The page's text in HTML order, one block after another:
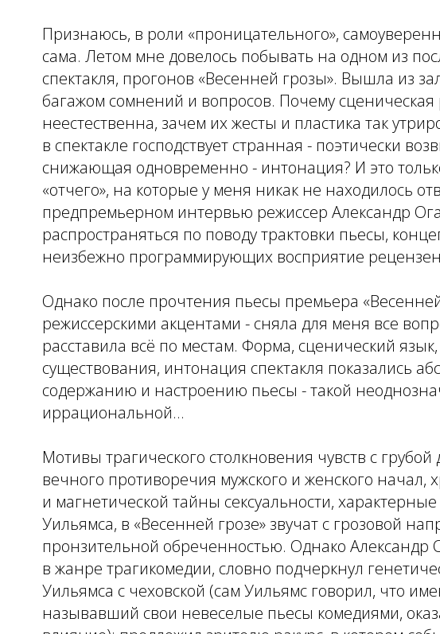
Признаюсь, в роли «проницательного»,
сама. Летом мне довелось побывать на одном из
спектакля, прогонов «Весенней грозы». Вышла из
багажом сомнений и вопросов. Почему сценическая
неестественна, зачем их жесты и пластика так
в спектакле господствует странная - поэтически
снижающая одновременно - интонация? И это
«отчего», на которые у меня никак не находилось
предпремьерном интервью режиссер Александр
распространяться по поводу трактовки пьесы,
неизбежно программирующих восприятие
Однако после прочтения пьесы премьера
режиссерскими акцентами - сняла для меня все
расставила всё по местам. Форма, сценический язык,
существования, интонация спектакля показались
содержанию и настроению пьесы - такой
иррациональной...
Мотивы трагического столкновения чувств с грубой
вечного противоречия мужского и женского начал,
и магнетической тайны сексуальности,
Уильямса, в «Весенней грозе» звучат с грозовой
пронзительной обреченностью. Однако Александр
в жанре трагикомедии, словно подчеркнул
Уильямса с чеховской (сам Уильямс говорил, что
называвший свои невеселые пьесы комедиями,